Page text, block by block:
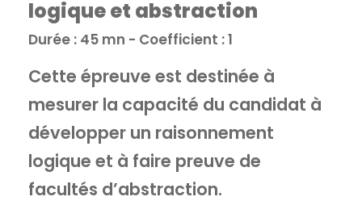
logique et abstraction
Durée : 45 mn - Coefficient : 1
Cette épreuve est destinée à
mesurer la capacité du candidat à
développer un raisonnement
logique et à faire preuve de
facultés d’abstraction.